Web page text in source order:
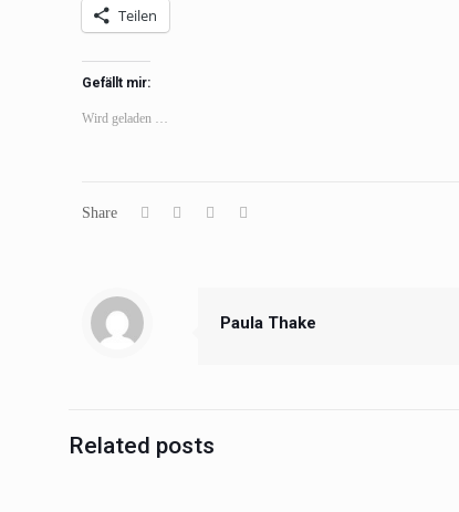
Teilen
Gefällt mir:
Wird geladen …
Share
Paula Thake
Related posts